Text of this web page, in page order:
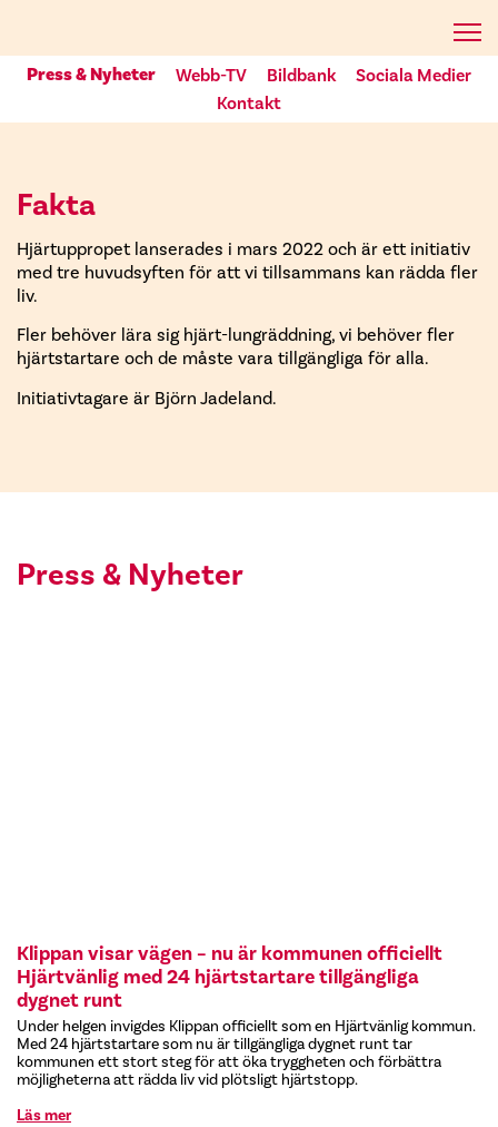
Press & Nyheter Webb-TV Bildbank
Sociala Medier
Kontakt
Fakta
Hjärtuppropet lanserades i mars 2022 och är ett initiativ
med tre huvudsyften för att vi tillsammans kan rädda fler
liv.
Fler behöver lära sig hjärt-lungräddning, vi behöver fler
hjärtstartare och de måste vara tillgängliga för alla.
Initiativtagare är Björn Jadeland.
Press & Nyheter
Klippan visar vägen – nu är kommunen officiellt
Hjärtvänlig med 24 hjärtstartare tillgängliga
dygnet runt
Under helgen invigdes Klippan officiellt som en Hjärtvänlig kommun.
Med 24 hjärtstartare som nu är tillgängliga dygnet runt tar
kommunen ett stort steg för att öka tryggheten och förbättra
möjligheterna att rädda liv vid plötsligt hjärtstopp.
Läs mer